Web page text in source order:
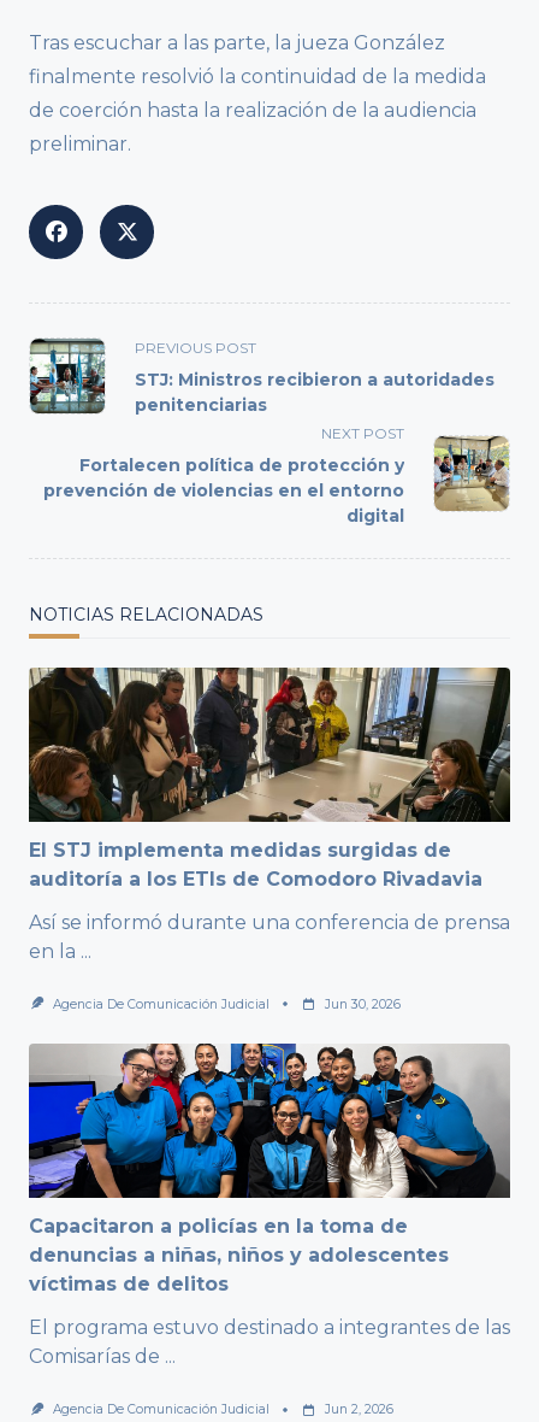
Tras escuchar a las parte, la jueza González
finalmente resolvió la continuidad de la medida
de coerción hasta la realización de la audiencia
preliminar.
<span
class="nav-
subtitle
reader-
text">Page</span>
PREVIOUS POST
STJ: Ministros recibieron a autoridades
penitenciarias
NEXT POST
Fortalecen política de protección y
prevención de violencias en el entorno
digital
NOTICIAS RELACIONADAS
El STJ implementa medidas surgidas de
auditoría a los ETIs de Comodoro Rivadavia
Así se informó durante una conferencia de prensa
en la ...
Agencia De Comunicación Judicial Jun 30, 2026
Capacitaron a policías en la toma de
denuncias a niñas, niños y adolescentes
víctimas de delitos
El programa estuvo destinado a integrantes de las
Comisarías de ...
Agencia De Comunicación Judicial Jun 2, 2026